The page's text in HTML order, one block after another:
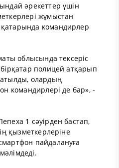
әрекеттер үшін
жұмыстан
командирлер
облысында тексеріс
полицей атқарып
олардың
командирлері де бар», -
1 сәуірден бастап,
қызметкерлеріне
пайдалануға